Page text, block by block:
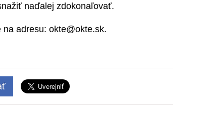
naďalej zdokonaľovať.
adresu: okte@okte.sk.